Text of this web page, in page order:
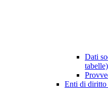
Dati
tabelle)
Enti di diritto